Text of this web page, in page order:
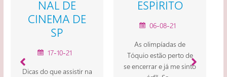
assistir na
Tóquio estão perto de
se encerrar e já me sinto
seleção especial
filmes de
Bergman.